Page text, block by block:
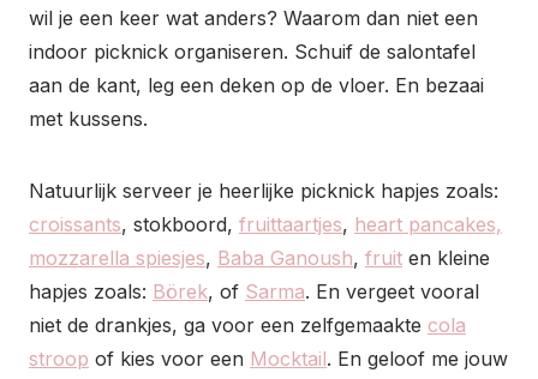
wil je een keer wat anders? Waarom dan niet een
indoor picknick organiseren. Schuif de salontafel
aan de kant, leg een deken op de vloer. En bezaai
met kussens.
Natuurlijk serveer je heerlijke picknick hapjes zoals:
croissants, stokboord, fruittaartjes, heart pancakes,
mozzarella spiesjes, Baba Ganoush, fruit en kleine
hapjes zoals: Börek, of Sarma. En vergeet vooral
niet de drankjes, ga voor een zelfgemaakte cola
stroop of kies voor een Mocktail. En geloof me jouw